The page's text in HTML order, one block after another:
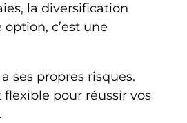
la diversification
option, c’est une
ses propres risques.
flexible pour réussir vos
.